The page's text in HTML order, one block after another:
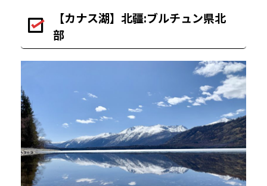
【カナス湖】北疆:ブルチュン県北
部